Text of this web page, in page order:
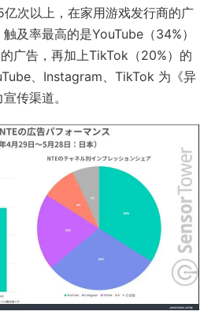
次以上，在家用游戏发行商的广
及率最高的是YouTube（34%）
广告，再加上TikTok（20%）的
、Instagram、TikTok 为《异
传渠道。